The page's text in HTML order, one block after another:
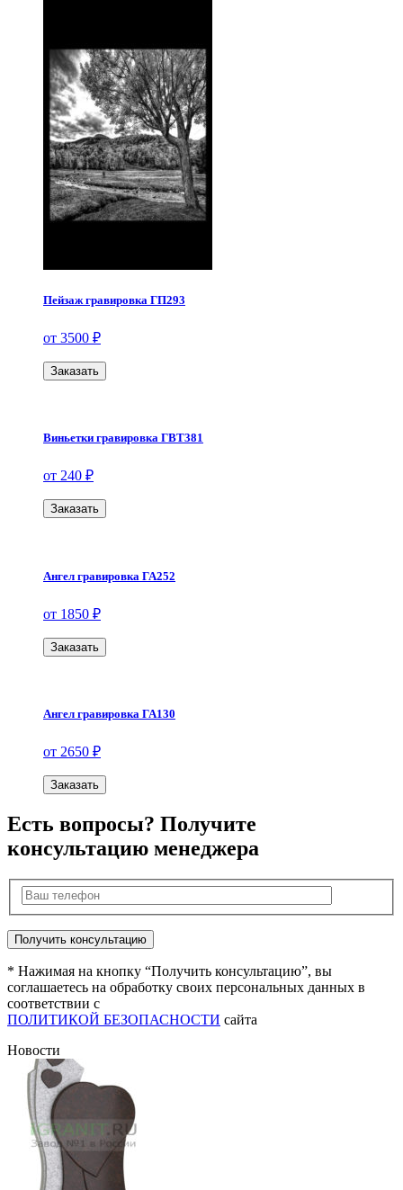
Пейзаж гравировка ГП293
от 3500 ₽
Заказать
Виньетки гравировка ГВТ381
от 240 ₽
Заказать
Ангел гравировка ГА252
от 1850 ₽
Заказать
Ангел гравировка ГА130
от 2650 ₽
Заказать
Есть вопросы? Получите
консультацию менеджера
* Нажимая на кнопку “Получить консультацию”, вы
соглашаетесь на обработку своих персональных данных в
соответствии с
ПОЛИТИКОЙ БЕЗОПАСНОСТИ сайта
Новости